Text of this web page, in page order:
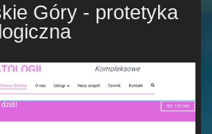
Góry - protetyka